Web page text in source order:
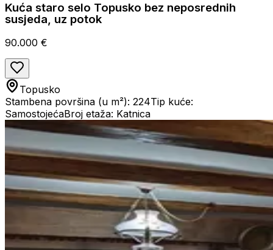
Kuća staro selo Topusko bez neposrednih
susjeda, uz potok
90.000 €
Topusko
Stambena površina (u m²): 224Tip kuće:
SamostojećaBroj etaža: Katnica